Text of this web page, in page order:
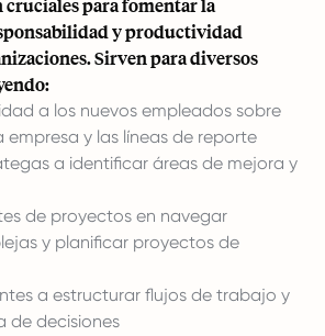
cruciales para fomentar la
y productividad
Sirven para diversos
a los nuevos empleados sobre
empresa y las líneas de reporte
a identificar áreas de mejora y
de proyectos en navegar
y planificar proyectos de
a estructurar flujos de trabajo y
de decisiones